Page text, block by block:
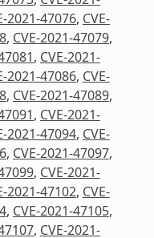
2021-47076, CVE-
, CVE-2021-47079,
, CVE-2021-
2021-47086, CVE-
, CVE-2021-47089,
, CVE-2021-
2021-47094, CVE-
, CVE-2021-47097,
, CVE-2021-
2021-47102, CVE-
, CVE-2021-47105,
, CVE-2021-